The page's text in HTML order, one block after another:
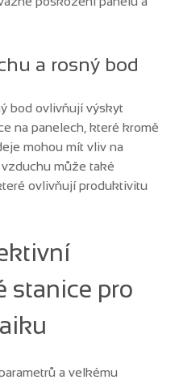
a rosný bod
bod ovlivňují výskyt
na panelech, které kromě
mohou mít vliv na
může také
ovlivňují produktivitu
stanice pro
a velkému